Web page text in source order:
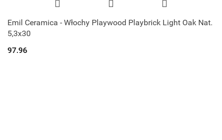
Emil Ceramica - Włochy Playwood Playbrick Light Oak Nat.
5,3x30
97.96